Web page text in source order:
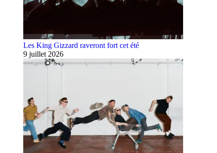
Les King Gizzard raveront fort cet été
9 juillet 2026